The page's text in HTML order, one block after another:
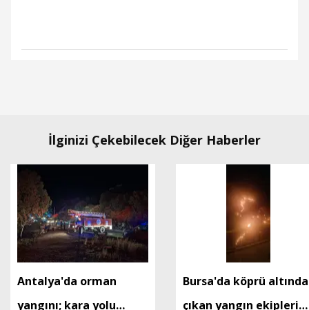
İlginizi Çekebilecek Diğer Haberler
Antalya'da orman
yangını; kara yolu
Bursa'da köprü altında
çıkan yangın ekiplerin